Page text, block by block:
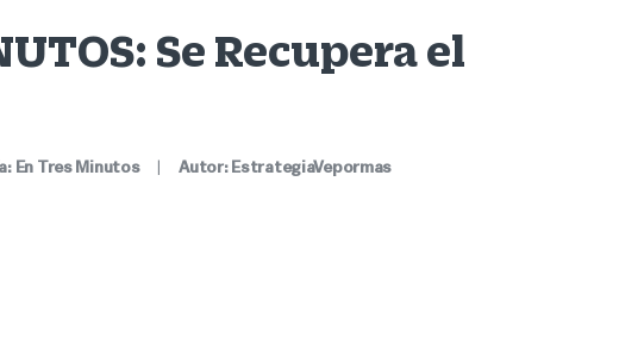
Se Recupera el
En Tres Minutos Autor: EstrategiaVepormas